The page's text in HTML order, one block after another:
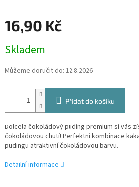
16,90 Kč
cena:
Skladem
Můžeme doručit do: 12.8.2026
Přidat do košíku
Dolcela čokoládový puding premium si vás
čokoládovou chutí! Perfektní kombinace
pudingu atraktivní čokoládovou barvu.
Detailní informace